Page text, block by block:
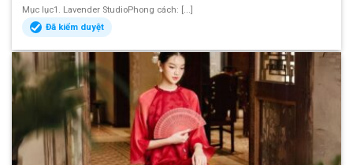
Mục lục1. Lavender StudioPhong cách: [...]
Đã kiểm duyệt